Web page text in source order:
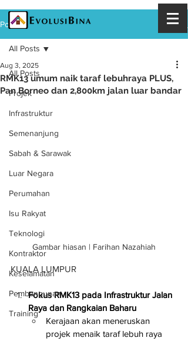
Post
All Posts
Projek
Infrastruktur
Semenanjung
Sabah & Sarawak
Luar Negara
Perumahan
Isu Rakyat
Teknologi
Kontraktor
Keselamatan
Pembangunan
Training
All Posts
RMK13 umum naik taraf lebuhraya PLUS,
Pan Borneo dan 2,800km jalan luar bandar
Aug 3, 2025
Gambar hiasan | Farihan Nazahiah
KUALA LUMPUR
Fokus RMK13 pada Infrastruktur Jalan
Raya dan Rangkaian Baharu
Kerajaan akan meneruskan
projek menaik taraf lebuh raya